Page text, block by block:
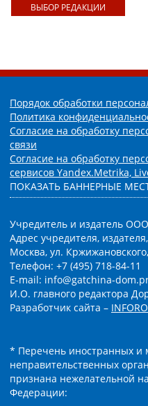
ВЫБОР РЕДАКЦИИ
Порядок обработки
Политика
Согласие на обработку
связи
Согласие на обработку
сервисов Yandex.Metrika,
ПОКАЗАТЬ БАННЕРНЫЕ
Учредитель и издатель
Адрес учредителя,
Москва, ул.
Телефон: +7 (495) 718-84-11
E-mail: info@gatchina-
И.О. главного редактора
Разработчик сайта –
* Перечень иностранных и
неправительственных
признана нежелательной
Федерации: